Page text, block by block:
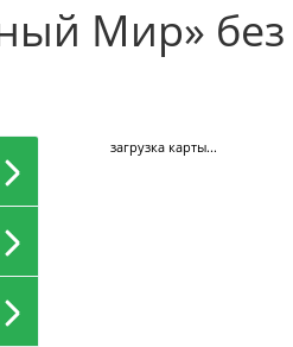
Мир» без
загрузка карты...